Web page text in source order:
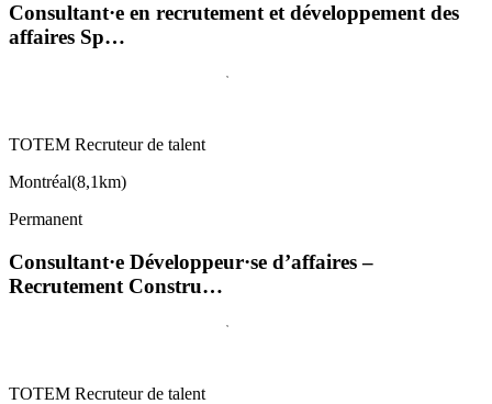
Consultant·e en recrutement et développement des
affaires Sp…
TOTEM Recruteur de talent
Montréal(8,1km)
Permanent
Consultant·e Développeur·se d’affaires –
Recrutement Constru…
TOTEM Recruteur de talent